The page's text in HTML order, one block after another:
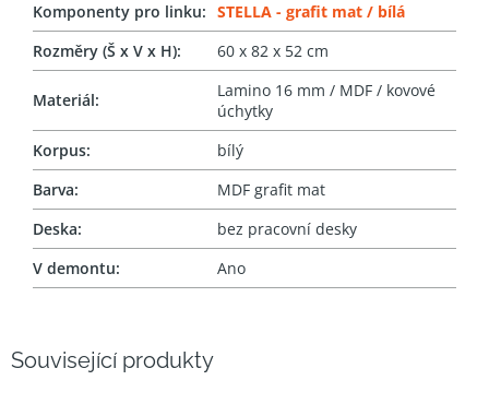
Související produkty
Komponenty pro linku: STELLA - grafit mat / bílá
Rozměry (Š x V x H): 60 x 82 x 52 cm
Materiál:
Lamino 16 mm / MDF / kovové
úchytky
Korpus:
bílý
Barva:
MDF grafit mat
Deska:
bez pracovní desky
V demontu: Ano